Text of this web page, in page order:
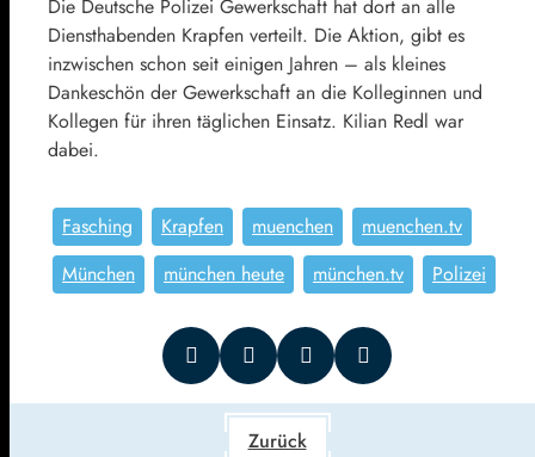
Die Deutsche Polizei Gewerkschaft hat dort an alle
Diensthabenden Krapfen verteilt. Die Aktion, gibt es
inzwischen schon seit einigen Jahren – als kleines
Dankeschön der Gewerkschaft an die Kolleginnen und
Kollegen für ihren täglichen Einsatz. Kilian Redl war
dabei.
Fasching Krapfen muenchen
muenchen.tv
München
münchen heute münchen.tv Polizei
Zurück